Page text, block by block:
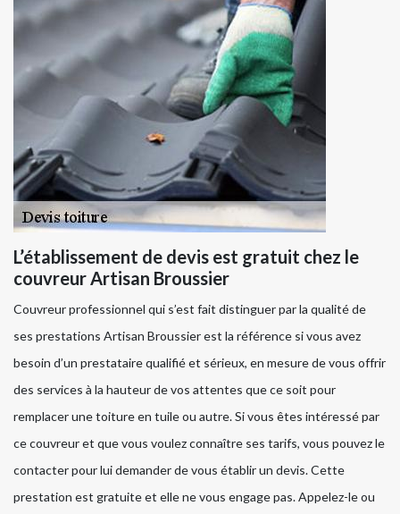
L’établissement de devis est gratuit chez le
couvreur Artisan Broussier
Couvreur professionnel qui s’est fait distinguer par la qualité de
ses prestations Artisan Broussier est la référence si vous avez
besoin d’un prestataire qualifié et sérieux, en mesure de vous offrir
des services à la hauteur de vos attentes que ce soit pour
remplacer une toiture en tuile ou autre. Si vous êtes intéressé par
ce couvreur et que vous voulez connaître ses tarifs, vous pouvez le
contacter pour lui demander de vous établir un devis. Cette
prestation est gratuite et elle ne vous engage pas. Appelez-le ou